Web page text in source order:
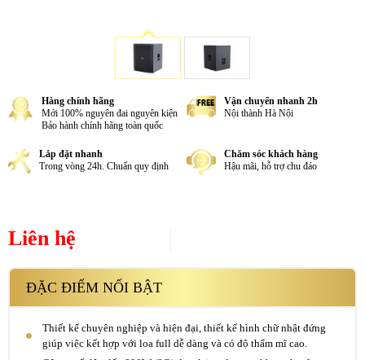
Hàng chính hãng
Mới 100% nguyên đai nguyên kiện
Bảo hành chính hãng toàn quốc
Vận chuyển nhanh 2h
Nội thành Hà Nội
Lắp đặt nhanh
Trong vòng 24h. Chuẩn quy định
Chăm sóc khách hàng
Hậu mãi, hỗ trợ chu đáo
Liên hệ
ĐẶC ĐIỂM NỔI BẬT
Thiết kế chuyên nghiệp và hiện đại, thiết kế hình chữ nhật đứng
giúp việc kết hợp với loa full dễ dàng và có độ thẩm mĩ cao.